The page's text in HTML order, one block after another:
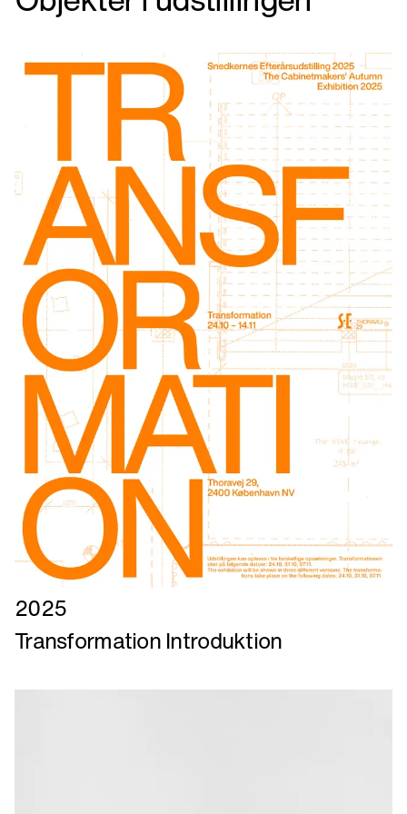
Læs
mere
om
Introduktion
2025
Transformation Introduktion